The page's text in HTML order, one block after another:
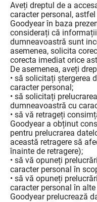
Aveți dreptul de a
caracter personal,
Goodyear în baza
considerați că
dumneavoastră sunt
asemenea, solicita
corecta imediat orice
De asemenea, aveți
• să solicitați ștergerea
caracter personal;
• să solicitați
dumneavoastră cu
• să vă retrageți
Goodyear a obținut
pentru prelucrarea
această retragere să
înainte de retragere);
• să vă opuneți
caracter personal în
• să vă opuneți
caracter personal în
Goodyear prelucrează